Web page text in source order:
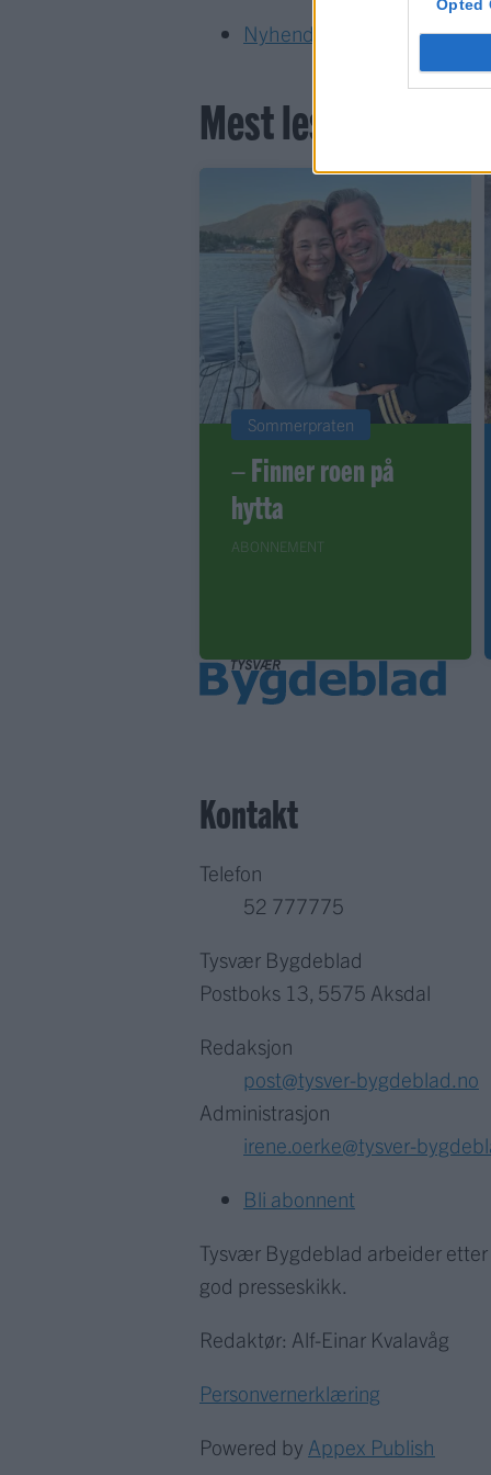
Opted
Nyhende
Mest lest siste syv
Sommerpraten
– Finner roen på
hytta
ABONNEMENT
Kontakt
Telefon
52 777775
Tysvær Bygdeblad
Postboks 13, 5575 Aksdal
Redaksjon
post@tysver-bygdeblad.no
Administrasjon
irene.oerke@tysver-
Bli abonnent
Tysvær Bygdeblad arbeider etter
god presseskikk.
Redaktør: Alf-Einar Kvalavåg
Personvernerklæring
Powered by Appex Publish